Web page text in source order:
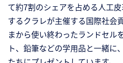
て約7割のシェアを占める人工
するクラレが主催する国際社会
まから使い終わったランドセル
ト、鉛筆などの学用品と一緒に